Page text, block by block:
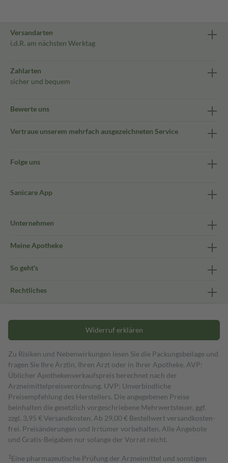
Versandarten
i.d.R. am nächsten Werktag
Zahlarten
sicher und bequem
Bewerte uns
Vertraue unserem mehrfach ausgezeichneten Service
Folge uns
Sanicare App
Unternehmen
Meine Apotheke
So geht's
Rechtliches
Widerruf erklären
Zu Risiken und Nebenwirkungen lesen Sie die Packungsbeilage und
fragen Sie Ihre Ärztin, Ihren Arzt oder in Ihrer Apotheke. AVP:
Üblicher Apothekenverkaufspreis berechnet nach der
Arzneimittelpreisverordnung. UVP: Unverbindliche
Preisempfehlung des Herstellers. Die angegebenen Preise
beinhalten die gesetzlich vorgeschriebene Mehrwertsteuer, ggf.
zzgl. 3,95 € Versandkosten. Ab 29,00 € Bestell­wert versand­kosten­
frei. Preisänderungen und Irrtümer vorbehalten. Alle Angebote
und Gratis-Beigaben nur solange der Vorrat reicht.
1 Eine pharmazeutische Prüfung der Arzneimittel und sonstigen